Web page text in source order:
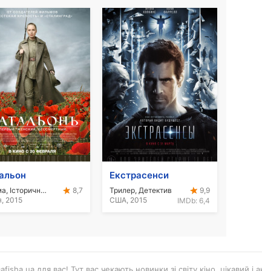
Драма, Історичний, Військовий
2015
8,7
Екстрасенси
Трилер, Детектив
США, 2015
9,9
IMDb: 6,4